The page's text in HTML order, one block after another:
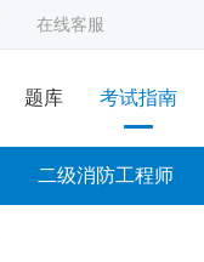
在线客服
题库 考试指南
二级消防工程师